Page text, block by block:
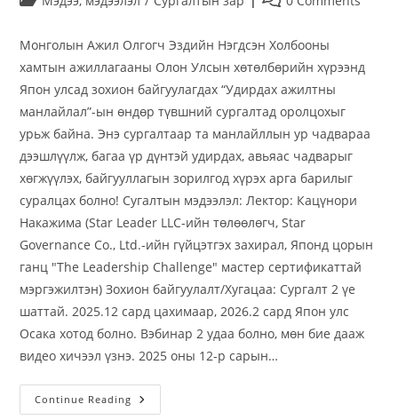
Монголын Ажил Олгогч Эздийн Нэгдсэн Холбооны
хамтын ажиллагааны Олон Улсын хөтөлбөрийн хүрээнд
Япон улсад зохион байгуулагдах “Удирдах ажилтны
манлайлал”-ын өндөр түвшний сургалтад оролцохыг
урьж байна. Энэ сургалтаар та манлайллын ур чадвараа
дээшлүүлж, багаа үр дүнтэй удирдах, авьяас чадварыг
хөгжүүлэх, байгууллагын зорилгод хүрэх арга барилыг
суралцах болно! Сугалтын мэдээлэл: Лектор: Кацүнори
Накажима (Star Leader LLC-ийн төлөөлөгч, Star
Governance Co., Ltd.-ийн гүйцэтгэх захирал, Японд цорын
ганц "The Leadership Challenge" мастер сертификаттай
мэргэжилтэн) Зохион байгуулалт/Хугацаа: Сургалт 2 үе
шаттай. 2025.12 сард цахимаар, 2026.2 сард Япон улс
Осака хотод болно. Вэбинар 2 удаа болно, мөн бие дааж
видео хичээл үзнэ. 2025 оны 12-р сарын…
Continue Reading